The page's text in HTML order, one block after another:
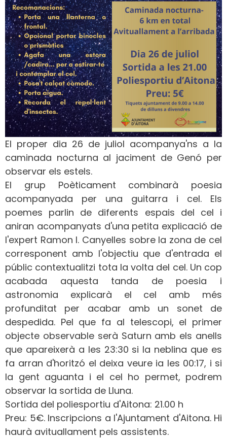
El proper dia 26 de juliol acompanya'ns a la
caminada nocturna al jaciment de Genó per
observar els estels.
El grup Poèticament combinarà poesia
acompanyada per una guitarra i cel. Els
poemes parlin de diferents espais del cel i
aniran acompanyats d'una petita explicació de
l'expert Ramon I. Canyelles sobre la zona de cel
corresponent amb l'objectiu que d'entrada el
públic contextualitzi tota la volta del cel. Un cop
acabada aquesta tanda de poesia i
astronomia explicarà el cel amb més
profunditat per acabar amb un sonet de
despedida. Pel que fa al telescopi, el primer
objecte observable serà Saturn amb els anells
que apareixerà a les 23:30 si la neblina que es
fa arran d'horitzó el deixa veure ia les 00:17, i si
la gent aguanta i el cel ho permet, podrem
observar la sortida de Lluna.
Sortida del poliesportiu d'Aitona: 21.00 h
Preu: 5€. Inscripcions a l'Ajuntament d'Aitona. Hi
haurà avituallament pels assistents.